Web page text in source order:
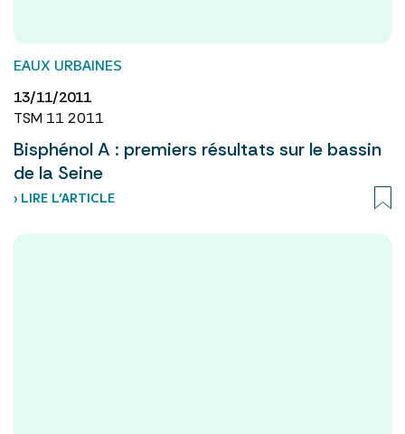
EAUX URBAINES
13/11/2011
TSM 11 2011
Bisphénol A : premiers résultats sur le bassin
de la Seine
› LIRE L’ARTICLE